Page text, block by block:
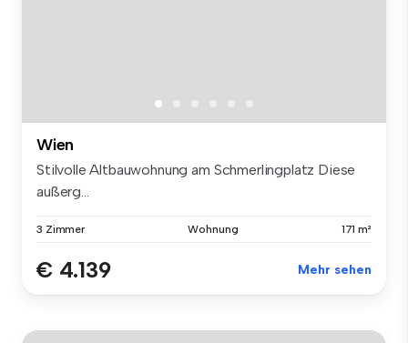
Wien
Stilvolle Altbauwohnung am Schmerlingplatz Diese
außerg...
3 Zimmer Wohnung 171 m²
€ 4.139 Mehr sehen